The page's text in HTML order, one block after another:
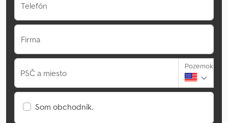
Telefón
Firma
PSČ a miesto
Pozemok
Som obchodník.